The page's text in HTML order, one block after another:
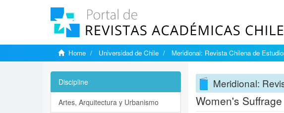
Home Universidad de Chile Meridional: Revista Chilena de
Meridional:
Women's
Discipline
Artes, Arquitectura y Urbanismo